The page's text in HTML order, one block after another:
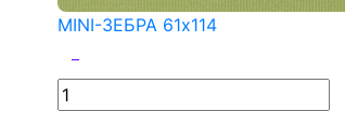
MINI-ЗЕБРА 61x114